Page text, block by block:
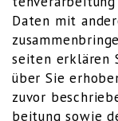
Daten mit
sei­ten erklä­ren
über Sie
zuvor
bei­tung sowie